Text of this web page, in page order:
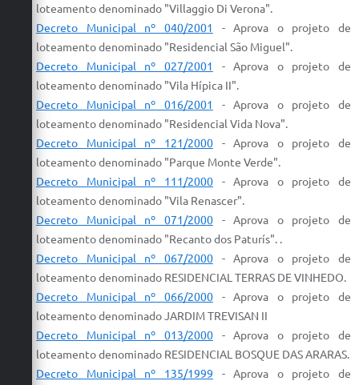
loteamentodenominado "Villaggio Di Verona".
Decreto Municipal nº 040/2001
-Aprova o projeto de
loteamentodenominado "Residencial São Miguel".
Decreto Municipal nº 027/2001
-Aprova o projeto de
loteamentodenominado "Vila Hípica II".
Decreto Municipal nº 016/2001
-Aprova o projeto de
loteamentodenominado "Residencial Vida Nova".
Decreto Municipal nº 121/2000-Aprova o projeto de
loteamentodenominado "Parque Monte Verde".
Decreto Municipal nº 111/2000-Aprova o projeto de
loteamentodenominado "Vila Renascer".
Decreto Municipal nº 071/2000-Aprova o projeto de
loteamentodenominado "Recanto dos Paturís". .
Decreto Municipal nº 067/2000-Aprova o projeto de
loteamentodenominado RESIDENCIAL TERRAS DE VINHEDO.
Decreto Municipal nº 066/2000-Aprova o projeto de
loteamentodenominado JARDIM TREVISAN II
Decreto Municipal nº 013/2000-Aprova o projeto de
loteamentodenominado RESIDENCIAL BOSQUE DAS ARARAS.
Decreto Municipal nº 135/1999 -Aprova o projeto de